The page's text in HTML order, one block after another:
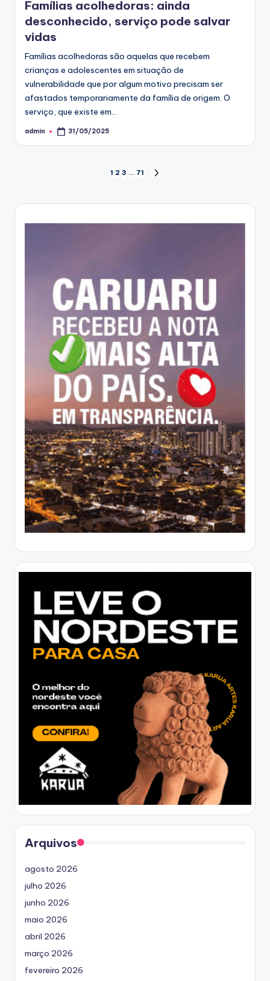
Famílias acolhedoras: ainda
desconhecido, serviço pode salvar
vidas
Famílias acolhedoras são aquelas que recebem
crianças e adolescentes em situação de
vulnerabilidade que por algum motivo precisam ser
afastados temporariamente da família de origem. O
serviço, que existe em…
Posted
admin 31/05/2025
de
posts
1 2 3 … 71
Arquivos
agosto 2026
julho 2026
junho 2026
maio 2026
abril 2026
março 2026
fevereiro 2026